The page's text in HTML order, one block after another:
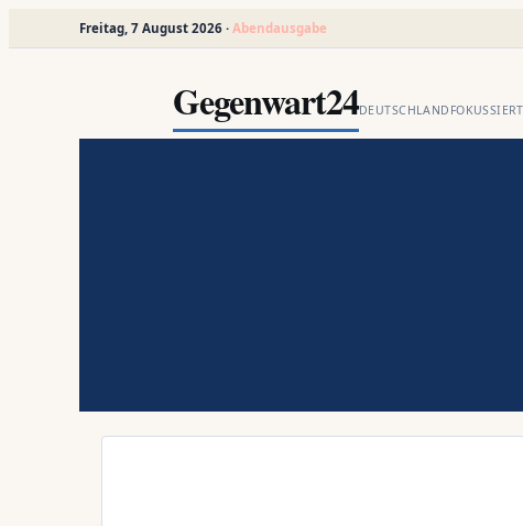
Freitag, 7 August 2026 · Abendausgabe
Gegenwart24